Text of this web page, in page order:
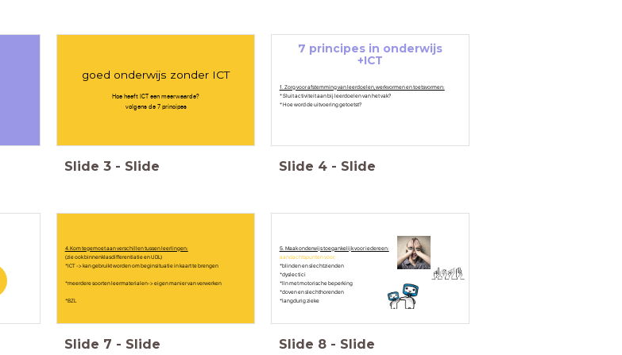
goed onderwijs zonder ICT
Hoe heeft ICT een meerwaarde?
volgens de 7 principes
Slide 3 - Slide
7 principes in onderwijs
+ICT
1. Zorg voor afstemming van leerdoelen, werkvormen en toetsvormen:
* Sluit activiteit aan bij leerdoelen van het vak?
* Hoe word de uitvoering getoetst?
Slide 4 - Slide
4.Kom tegemoet aan verschillen tussen leerlingen:
(zie ook binnenklasdifferentiatie en UDL)
*ICT -> kan gebruikt worden om beginsituatie in kaart te brengen
*meerdere soorten leermaterialen-> eigen manier van verwerken
*BZL
Slide 7 - Slide
5. Maak onderwijs toegankelijk voor iedereen:
aandachtspunten voor;
*blinden en slechtzienden
*dyslectici
*lln met motorische beperking
*doven en slechthorenden
*langdurig zieke
Slide 8 - Slide